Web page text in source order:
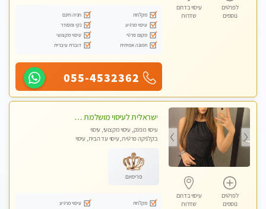
לפרטים
נוספים
עיסוי בדרום
שדרות
מקלחת
חניה חינם
עיסוי מרגיע
נקי ומסודר
מקום פרטי
עיסוי מקצועי
תמונה אמיתית
דוברת עיברית
055-4532362
לפרטים
נוספים
עיסוי בדרום
שדרות
ישראלית לעיסוי מושלמת לעיסוי מושלם ואיכותי במיוחד !
עיסוי מפנק, עיסוי מקצועי, עיסוי
בקלניקה פרטית, עיסוי עד הבית, עיסוי
פרימיום
מקלחת
עיסוי מרגיע